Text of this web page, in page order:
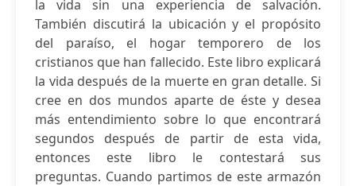
la vida sin una experiencia de salvación.
También discutirá la ubicación y el propósito
del paraíso, el hogar temporero de los
cristianos que han fallecido. Este libro explicará
la vida después de la muerte en gran detalle. Si
cree en dos mundos aparte de éste y desea
más entendimiento sobre lo que encontrará
segundos después de partir de esta vida,
entonces este libro le contestará sus
preguntas. Cuando partimos de este armazón